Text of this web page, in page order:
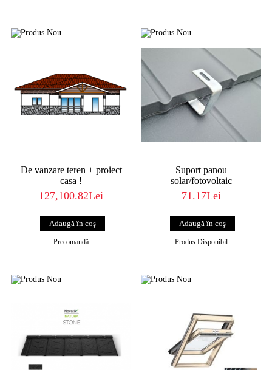
De vanzare teren + proiect
casa !
127,100.82Lei
Precomandă
Suport panou
solar/fotovoltaic
71.17Lei
Produs Disponibil